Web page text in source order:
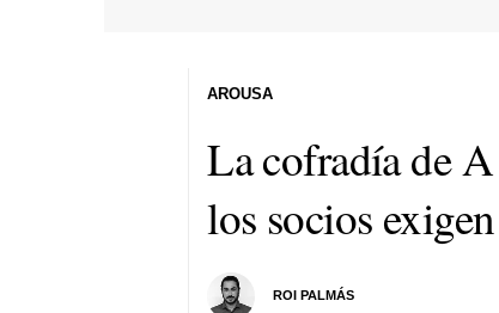
La cofradía de
los socios
ROI PALMÁS
AROUSA